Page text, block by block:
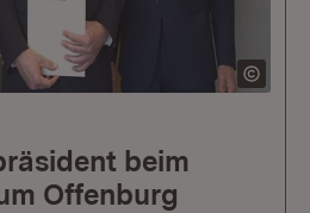
beim
Offenburg